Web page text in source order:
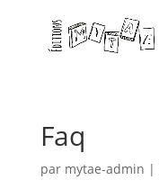
Faq
par mytae-admin |